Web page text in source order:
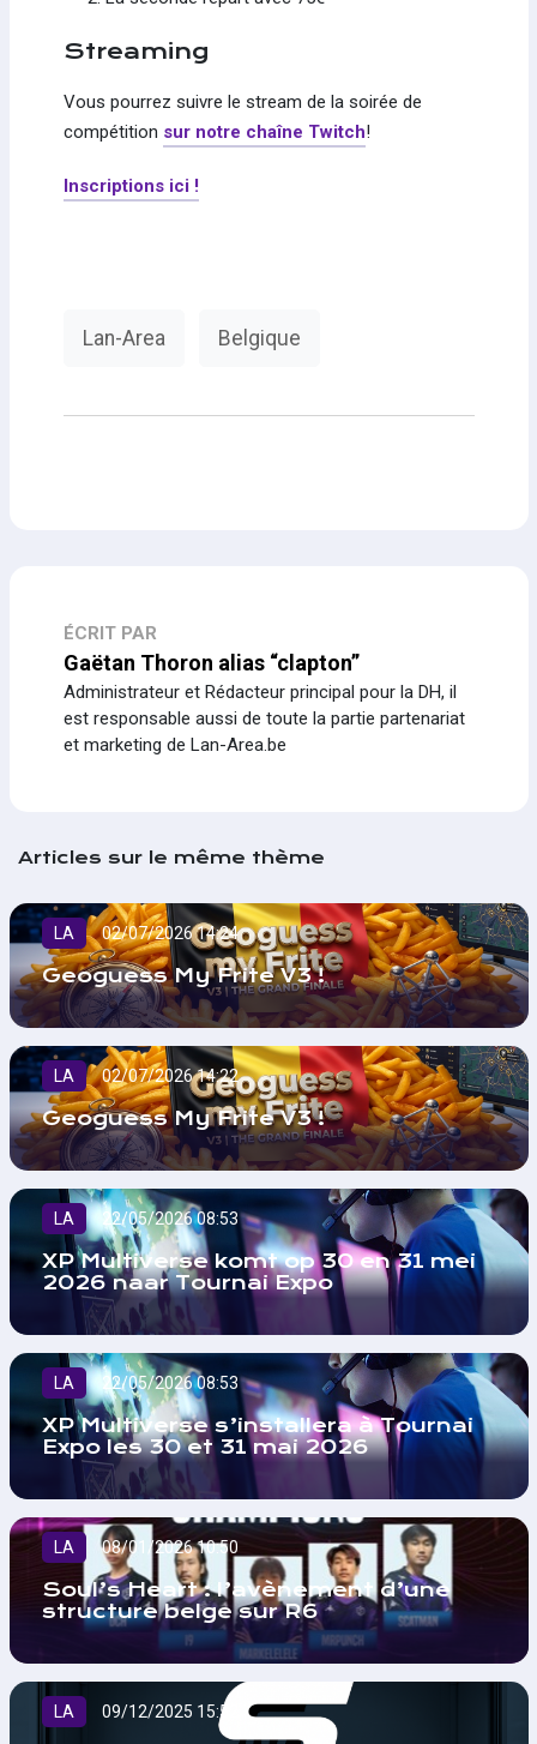
Streaming
Vous pourrez suivre le stream de la soirée de
compétition sur notre chaîne Twitch!
Inscriptions ici !
Lan-Area Belgique
ÉCRIT PAR
Gaëtan Thoron alias “clapton”
Administrateur et Rédacteur principal pour la DH, il
est responsable aussi de toute la partie partenariat
et marketing de Lan-Area.be
Articles sur le même thème
LA 02/07/2026 14:24
Geoguess My Frite V3 !
LA 02/07/2026 14:22
Geoguess My Frite V3 !
LA 22/05/2026 08:53
XP Multiverse komt op 30 en 31 mei
2026 naar Tournai Expo
LA 22/05/2026 08:53
XP Multiverse s’installera à Tournai
Expo les 30 et 31 mai 2026
LA 08/01/2026 10:50
Soul’s Heart : l’avènement d’une
structure belge sur R6
LA 09/12/2025 15:52